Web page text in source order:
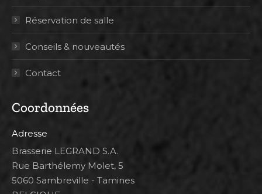
Réservation de salle
Conseils & nouveautés
Contact
Coordonnées
Adresse
Brasserie LEGRAND S.A.
Rue Barthélemy Molet, 5
5060 Sambreville - Tamines